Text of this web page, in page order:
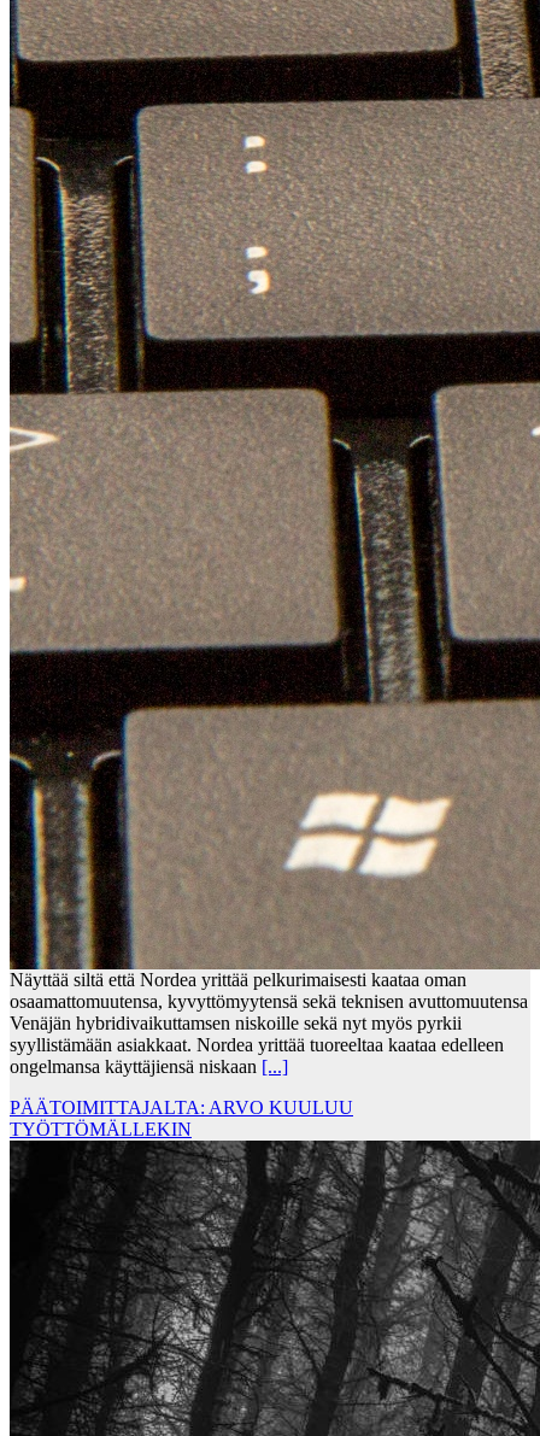
Näyttää siltä että Nordea yrittää pelkurimaisesti kaataa oman
osaamattomuutensa, kyvyttömyytensä sekä teknisen avuttomuutensa
Venäjän hybridivaikuttamsen niskoille sekä nyt myös pyrkii
syyllistämään asiakkaat. Nordea yrittää tuoreeltaa kaataa edelleen
ongelmansa käyttäjiensä niskaan [...]
PÄÄTOIMITTAJALTA: ARVO KUULUU
TYÖTTÖMÄLLEKIN